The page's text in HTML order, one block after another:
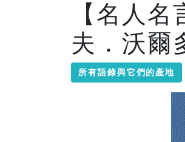
【名人
夫．沃爾
所有語錄與它們的產地